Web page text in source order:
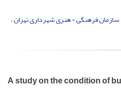
سازمان فرهنگی - هنری شهرداری تهران
A study on the condition of